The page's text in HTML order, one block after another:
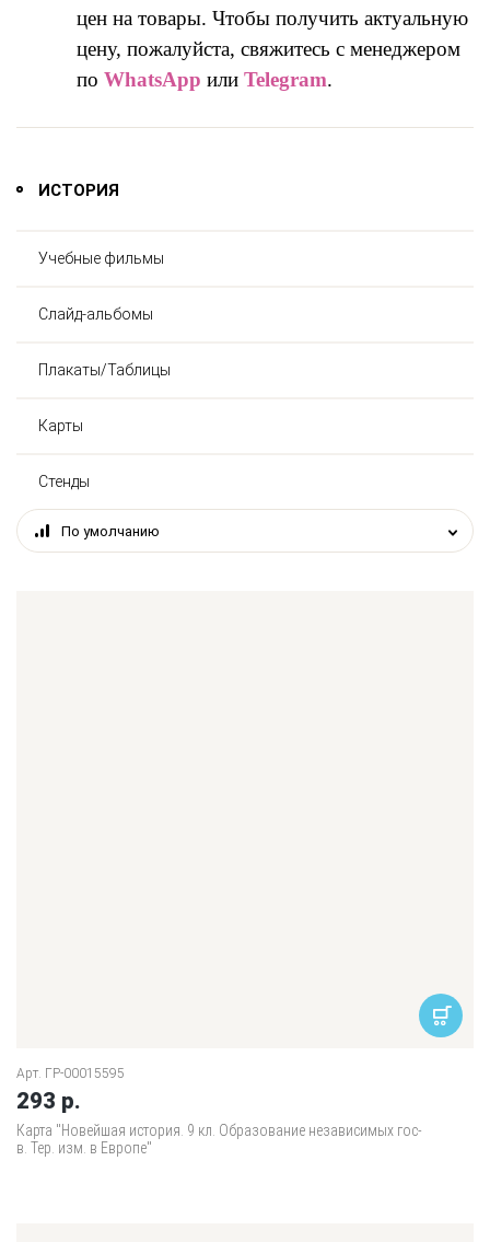
цен на товары. Чтобы получить актуальную
цену, пожалуйста, свяжитесь с менеджером
по WhatsApp или Telegram.
ИСТОРИЯ
Учебные фильмы
Слайд-альбомы
Плакаты/Таблицы
Карты
Стенды
По умолчанию
Арт. ГР-00015595
293 р.
Карта "Новейшая история. 9 кл. Образование независимых гос-
в. Тер. изм. в Европе"